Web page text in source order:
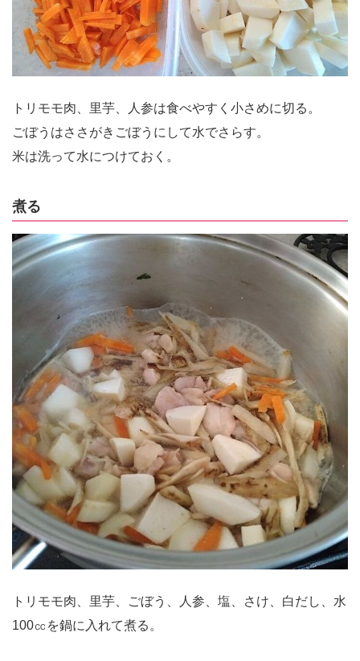
トリモモ肉、里芋、人参は食べやすく小さめに切る。
ごぼうはささがきごぼうにして水でさらす。
米は洗って水につけておく。
煮る
トリモモ肉、里芋、ごぼう、人参、塩、さけ、白だし、水
100㏄を鍋に入れて煮る。